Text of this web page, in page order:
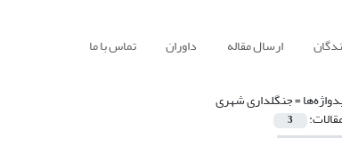
ارسال مقاله داوران تماس با ما
=جنگلداری شهری
3